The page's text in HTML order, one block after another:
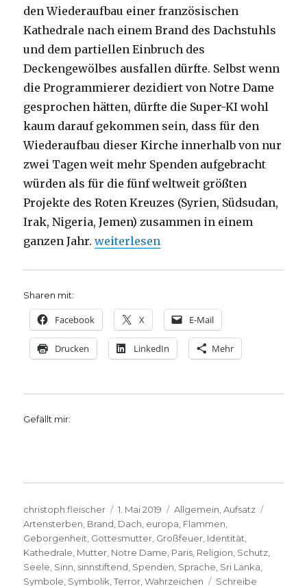
den Wiederaufbau einer französischen
Kathedrale nach einem Brand des Dachstuhls
und dem partiellen Einbruch des
Deckengewölbes ausfallen dürfte. Selbst wenn
die Programmierer dezidiert von Notre Dame
gesprochen hätten, dürfte die Super-KI wohl
kaum darauf gekommen sein, dass für den
Wiederaufbau dieser Kirche innerhalb von nur
zwei Tagen weit mehr Spenden aufgebracht
würden als für die fünf weltweit größten
Projekte des Roten Kreuzes (Syrien, Südsudan,
Irak, Nigeria, Jemen) zusammen in einem
ganzen Jahr.„Die Sprache der Symbole, Christoph
weiterlesen
Sharen mit:
Facebook X E-Mail
Drucken LinkedIn Mehr
Gefällt mir:
Autor
christoph.fleischer
Veröffentlicht
am
1. Mai 2019 Kategorien
Allgemein ,Aufsatz
Artensterben Brand Dach europa Flammen
Geborgenheit Gottesmutter Großfeuer Identität
Kathedrale Mutter Notre Dame Paris Religion Schutz
Seele Sinn sinnstiftend Spenden Sprache Sri Lanka
Symbole Symbolik ,Terror ,Wahrzeichen
Schreibe